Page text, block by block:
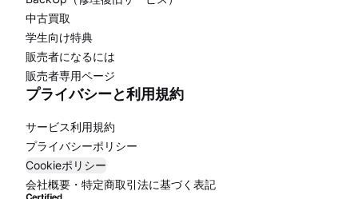
中古買取
学生向け特典
販売者になるには
販売者専用ページ
プライバシーと利用規約
サービス利用規約
プライバシーポリシー
Cookieポリシー
会社概要・特定商取引法に基づく表記